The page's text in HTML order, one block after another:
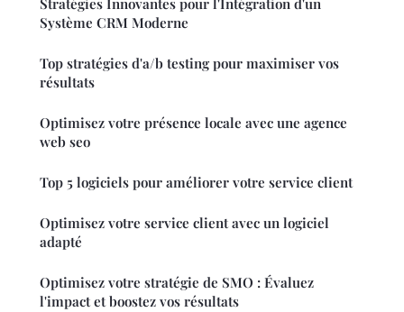
Stratégies Innovantes pour l'Intégration d'un
Système CRM Moderne
Top stratégies d'a/b testing pour maximiser vos
résultats
Optimisez votre présence locale avec une agence
web seo
Top 5 logiciels pour améliorer votre service client
Optimisez votre service client avec un logiciel
adapté
Optimisez votre stratégie de SMO : Évaluez
l'impact et boostez vos résultats